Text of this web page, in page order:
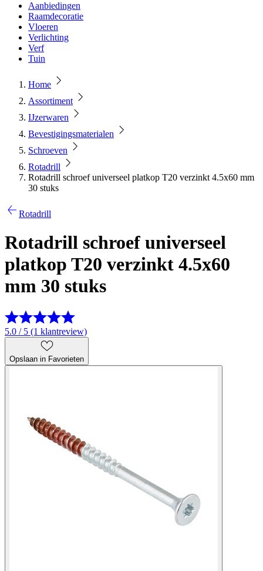
Aanbiedingen
Raamdecoratie
Vloeren
Verlichting
Verf
Tuin
Home
Assortiment
IJzerwaren
Bevestigingsmaterialen
Schroeven
Rotadrill
Rotadrill schroef universeel platkop T20 verzinkt 4.5x60 mm
30 stuks
Rotadrill
Rotadrill schroef universeel
platkop T20 verzinkt 4.5x60
mm 30 stuks
5.0 / 5 (1 klantreview)
Opslaan in Favorieten